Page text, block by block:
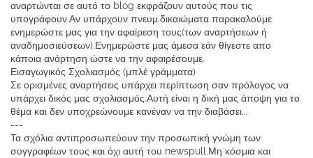
αναρτώνται σε αυτό το blog εκφράζουν αυτούς που τις
υπογράφουν.Αν υπάρχουν πνευμ.δικαιώματα παρακαλούμε
ενημερώστε μας για την αφαίρεση τους(των αναρτήσεων ή
αναδημοσιεύσεων).Ενημερώστε μας άμεσα εάν θίγεστε απο
κάποια ανάρτηση ώστε να την αφαιρέσουμε.
Εισαγωγικός Σχολιασμός (μπλέ γράμματα)
Σε ορισμένες αναρτήσεις υπάρχει περίπτωση σαν πρόλογος να
υπάρχει δικός μας σχολιασμός.Αυτή είναι η δική μας άποψη για το
θέμα και δεν υποχρεώνουμε κανέναν να την διαβάσει...
---
Τα σχόλια αντιπροσωπεύουν την προσωπική γνώμη των
συγγραφέων τους και όχι αυτή του newspull.Μη κόσμια και